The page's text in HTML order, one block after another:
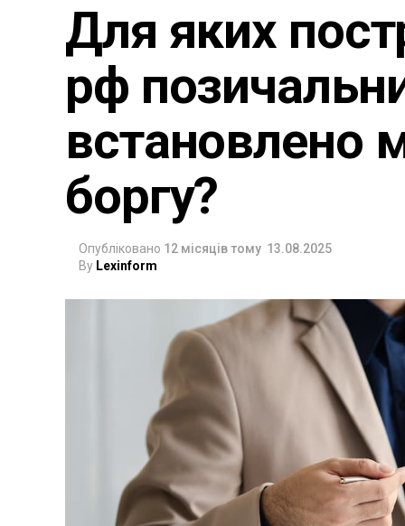
Для яких
рф
встановлено
боргу?
Опубліковано 12 місяців тому 13.08.2025
By Lexinform